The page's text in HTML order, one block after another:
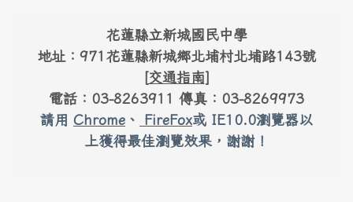
花蓮縣立新城國民中學
地址：971花蓮縣新城鄉北埔村北埔路143號
[交通指南]
電話：03-8263911 傳真：03-8269973
請用 Chrome 、 FireFox或 IE10.0瀏覽器以
上獲得最佳瀏覽效果，謝謝！